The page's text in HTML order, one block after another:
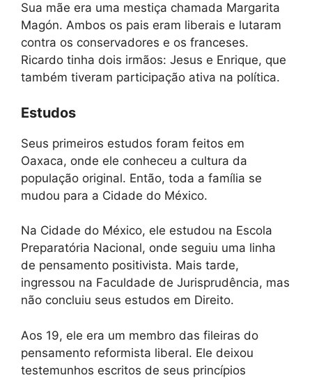
Sua mãe era uma mestiça chamada Margarita
Magón. Ambos os pais eram liberais e lutaram
contra os conservadores e os franceses.
Ricardo tinha dois irmãos: Jesus e Enrique, que
também tiveram participação ativa na política.
Estudos
Seus primeiros estudos foram feitos em
Oaxaca, onde ele conheceu a cultura da
população original. Então, toda a família se
mudou para a Cidade do México.
Na Cidade do México, ele estudou na Escola
Preparatória Nacional, onde seguiu uma linha
de pensamento positivista. Mais tarde,
ingressou na Faculdade de Jurisprudência, mas
não concluiu seus estudos em Direito.
Aos 19, ele era um membro das fileiras do
pensamento reformista liberal. Ele deixou
testemunhos escritos de seus princípios